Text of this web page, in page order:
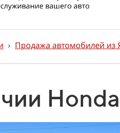
› Продажа автомобилей из